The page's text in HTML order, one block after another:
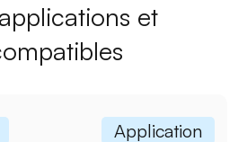
et
Application